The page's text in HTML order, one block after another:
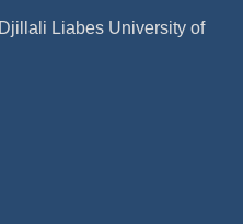
Liabes University of